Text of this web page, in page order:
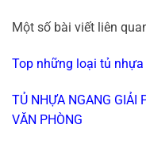
Một số bài viết liên
Top những loại tủ
TỦ NHỰA NGANG GIẢI
VĂN PHÒNG